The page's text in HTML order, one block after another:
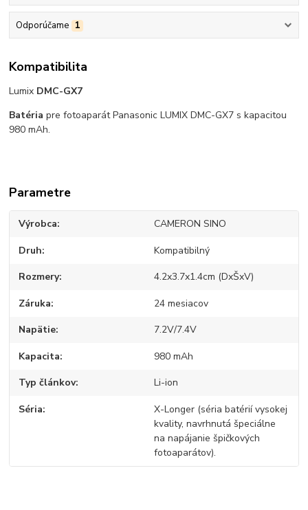
Odporúčame 1
Kompatibilita
Lumix DMC-GX7
Batéria pre fotoaparát Panasonic LUMIX DMC-GX7 s kapacitou
980 mAh.
Parametre
Výrobca CAMERON SINO
Druh Kompatibilný
Rozmery 4.2x3.7x1.4cm (DxŠxV)
Záruka 24 mesiacov
Napätie 7.2V/7.4V
Kapacita 980 mAh
Typ článkov Li-ion
Séria
X-Longer (séria batérií vysokej
kvality, navrhnutá špeciálne
na napájanie špičkových
fotoaparátov).